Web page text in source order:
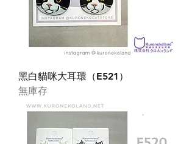
黑白貓咪大耳環（E521）
無庫存